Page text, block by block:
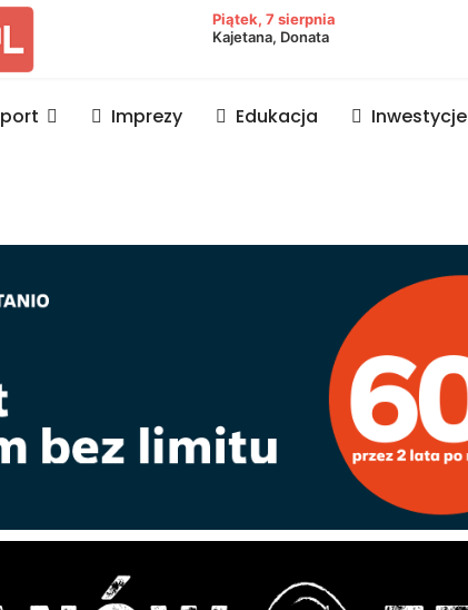
lubaczowski
Piątek, 7 sierpnia
Kajetana, Donata
Imprezy Edukacja Inwestycje